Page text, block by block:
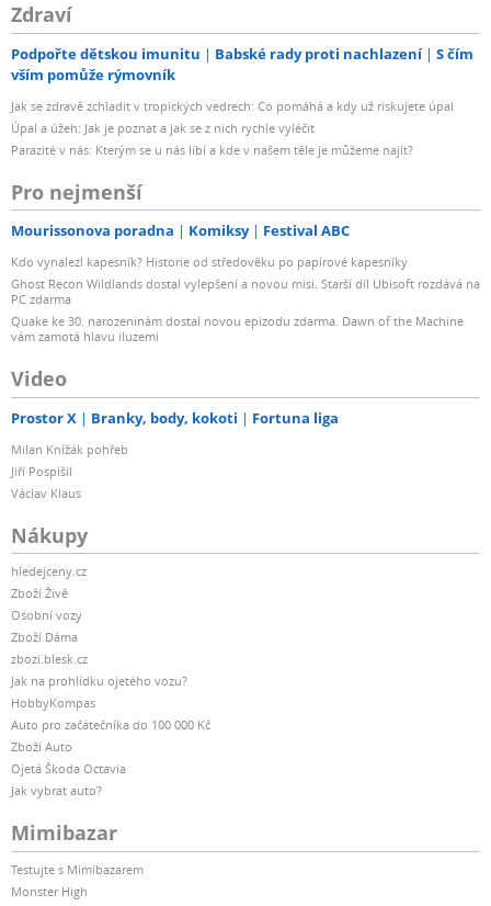
Zdraví
Podpořte dětskou imunitu Babské rady proti nachlazení
S čím
vším pomůže rýmovník
Jak se zdravě zchladit v tropických vedrech: Co pomáhá a kdy už riskujete úpal
Úpal a úžeh: Jak je poznat a jak se z nich rychle vyléčit
Parazité v nás: Kterým se u nás líbí a kde v našem těle je můžeme najít?
Pro nejmenší
Mourissonova poradna Komiksy Festival ABC
Kdo vynalezl kapesník? Historie od středověku po papírové kapesníky
Ghost Recon Wildlands dostal vylepšení a novou misi. Starší díl Ubisoft rozdává na
PC zdarma
Quake ke 30. narozeninám dostal novou epizodu zdarma. Dawn of the Machine
vám zamotá hlavu iluzemi
Video
Prostor X Branky, body, kokoti Fortuna liga
Milan Knížák pohřeb
Jiří Pospíšil
Václav Klaus
Nákupy
hledejceny.cz
Zboží Živě
Osobní vozy
Zboží Dáma
zbozi.blesk.cz
Jak na prohlídku ojetého vozu?
HobbyKompas
Auto pro začátečníka do 100 000 Kč
Zboží Auto
Ojetá Škoda Octavia
Jak vybrat auto?
Mimibazar
Testujte s Mimibazarem
Monster High